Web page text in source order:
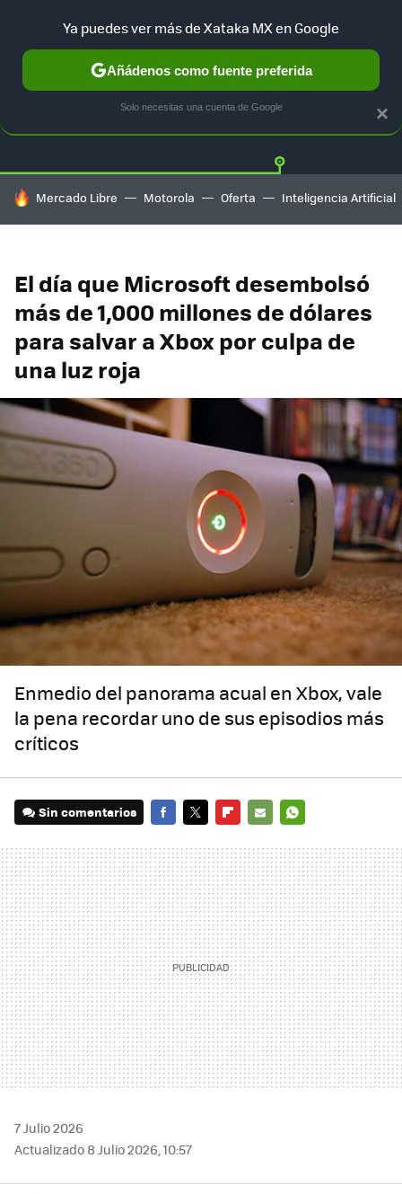
Twitter
HOY SE HABLA DE
Mercado Libre Motorola Oferta Inteligencia Artificial
El día que Microsoft desembolsó
más de 1,000 millones de dólares
para salvar a Xbox por culpa de
una luz roja
Enmedio del panorama acual en Xbox, vale
la pena recordar uno de sus episodios más
críticos
Sin comentarios
MAIL
7 Julio 2026
Actualizado 8 Julio 2026, 10:57
×
Ya puedes ver más de Xataka MX en Google
Añádenos como fuente preferida
Solo necesitas una cuenta de Google